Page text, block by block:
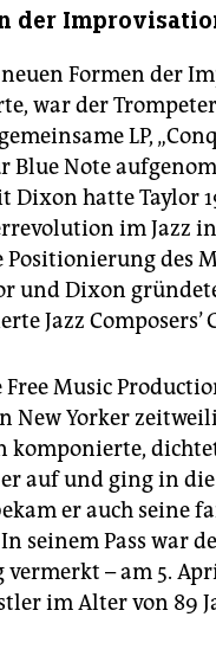
der
Formen der
war der
LP,
Blue Note
Dixon hatte Taylor
im Jazz
Positionierung des
und Dixon
Jazz Composers’
Music
New Yorker
komponierte,
auf und ging in
er auch seine
seinem Pass war
vermerkt – am 5.
im Alter von 89